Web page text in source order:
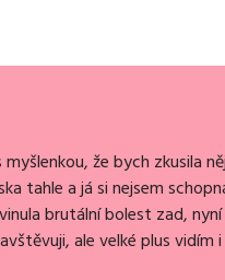
myšlenkou, že bych
tahle a já si nejsem
brutální bolest zad,
ale velké plus